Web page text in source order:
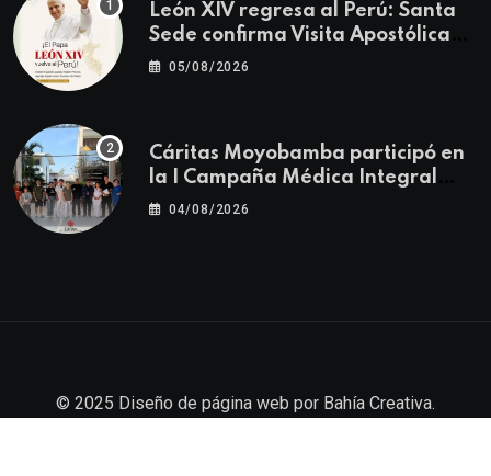
León XIV regresa al Perú: Santa
Sede confirma Visita Apostólica
del 11 al 17 de noviembre
05/08/2026
Cáritas Moyobamba participó en
la I Campaña Médica Integral
Gratuita llevando salud y
04/08/2026
© 2025 Diseño de página web por Bahía Creativa.